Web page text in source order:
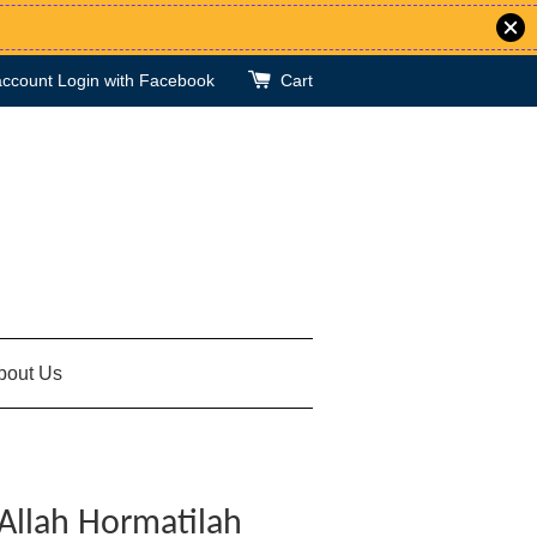
Login with Facebook Cart
Us
Hormatilah